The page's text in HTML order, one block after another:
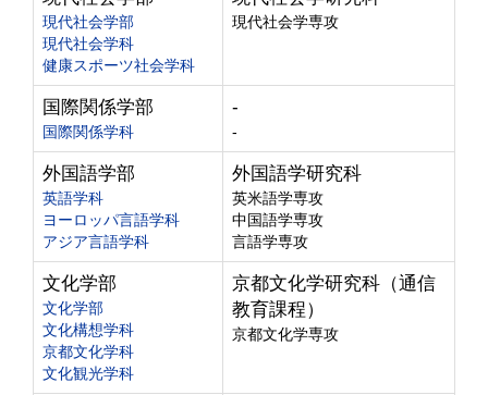
現代社会学部
現代社会学科
健康スポーツ社会学科
現代社会学専攻
国際関係学部
国際関係学科
-
-
外国語学部
英語学科
ヨーロッパ言語学科
アジア言語学科
外国語学研究科
英米語学専攻
中国語学専攻
言語学専攻
文化学部
文化学部
文化構想学科
京都文化学科
文化観光学科
京都文化学研究科（通信
教育課程）
京都文化学専攻